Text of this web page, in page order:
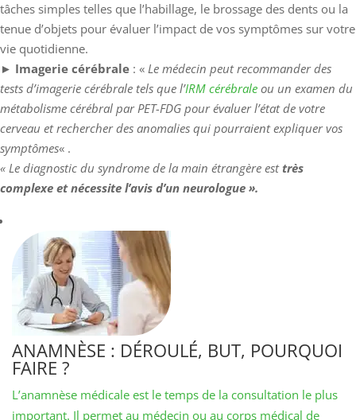
tâches simples telles que l’habillage, le brossage des dents ou la
tenue d’objets pour évaluer l’impact de vos symptômes sur votre
vie quotidienne.
► Imagerie cérébrale : « Le médecin peut recommander des
tests d’imagerie cérébrale tels que l’IRM cérébrale ou un examen du
métabolisme cérébral par PET-FDG pour évaluer l’état de votre
cerveau et rechercher des anomalies qui pourraient expliquer vos
symptômes« .
« Le diagnostic du syndrome de la main étrangère esttrès
complexe et nécessite l’avis d’un neurologue ».
ANAMNÈSE : DÉROULÉ, BUT, POURQUOI
FAIRE ?
L’anamnèse médicale est le temps de la consultation le plus
important. Il permet au médecin ou au corps médical de